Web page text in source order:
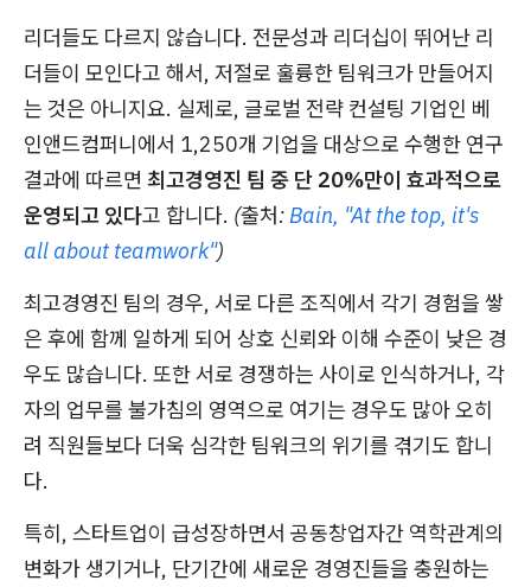
리더들도 다르지 않습니다. 전문성과 리더십이 뛰어난 리
더들이 모인다고 해서, 저절로 훌륭한 팀워크가 만들어지
는 것은 아니지요. 실제로, 글로벌 전략 컨설팅 기업인 베
인앤드컴퍼니에서 1,250개 기업을 대상으로 수행한 연구
결과에 따르면 최고경영진 팀 중 단 20%만이 효과적으로
운영되고 있다고 합니다. (출처:Bain, "At the top, it's
all about teamwork")
최고경영진 팀의 경우, 서로 다른 조직에서 각기 경험을 쌓
은 후에 함께 일하게 되어 상호 신뢰와 이해 수준이 낮은 경
우도 많습니다. 또한 서로 경쟁하는 사이로 인식하거나, 각
자의 업무를 불가침의 영역으로 여기는 경우도 많아 오히
려 직원들보다 더욱 심각한 팀워크의 위기를 겪기도 합니
다.
특히, 스타트업이 급성장하면서 공동창업자간 역학관계의
변화가 생기거나, 단기간에 새로운 경영진들을 충원하는